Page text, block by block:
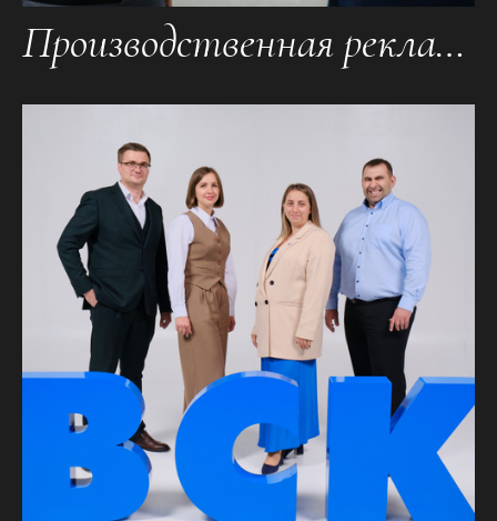
Производственная рекламная фотосъемка «Технологии Торговли»